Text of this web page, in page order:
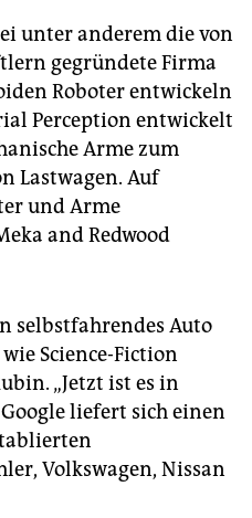
unter anderem die von
gegründete Firma
Roboter entwickeln
Perception entwickelt
Arme zum
Lastwagen. Auf
und Arme
and Redwood
selbstfahrendes Auto
Science-Fiction
„Jetzt ist es in
liefert sich einen
Volkswagen, Nissan